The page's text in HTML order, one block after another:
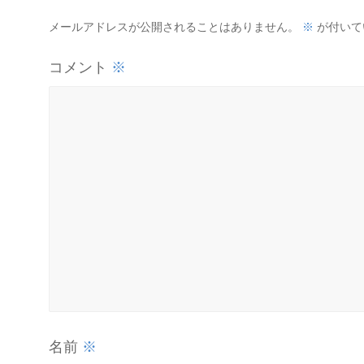
メールアドレスが公開されることはありません。 ※ が付い
コメント ※
名前 ※